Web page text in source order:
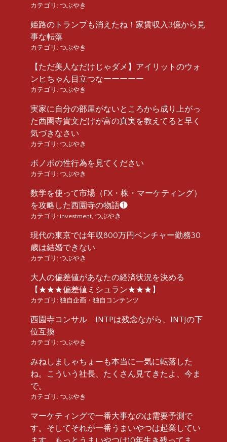
カテゴリ: つぶやき
姫路のトランプも消えたね！家賃収入3億から見
事な転落
カテゴリ: つぶやき
【ただ美人なだけじゃダメ】アイリットのウォ
ンヒちゃん目立つなーーーーー
カテゴリ: つぶやき
実家に自分の部屋がないところから成り上がっ
た西園寺貴文だけが富の真実を教えてると早く
気づきなさい
カテゴリ: つぶやき
ボノボの性行為を見てください
カテゴリ: つぶやき
数学を使って市場（FX・株・マーケティング）
を攻略した西園寺の物語❶
カテゴリ: investment つぶやき
現代の東京では年収800万円ベンチャー勤務30
歳は結婚できない
カテゴリ: つぶやき
大人の偏差値があなたの経済状況を決める
【★★★偏差値ミシュラン★★★】
カテゴリ: 独自企画・独自コンテンツ
西園寺コンサル INTPは残念ながら、INTJの下
位互換
カテゴリ: つぶやき
みねしましゃちょーも本当に一気に転落した
ね。こういう社長、たくさん見てきたよ、今ま
で。
カテゴリ: つぶやき
マーケティングで一番大事なのは需要予測で
す。そしてそれが一番うまいやつは起業してい